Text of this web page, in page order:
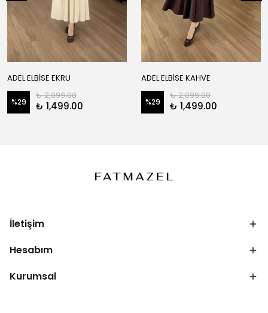
ADEL ELBİSE EKRU
%29
₺ 2,099.00
₺ 1,499.00
ADEL ELBİSE KAHVE
%29
₺ 2,099.00
₺ 1,499.00
İletişim
Hesabım
Kurumsal